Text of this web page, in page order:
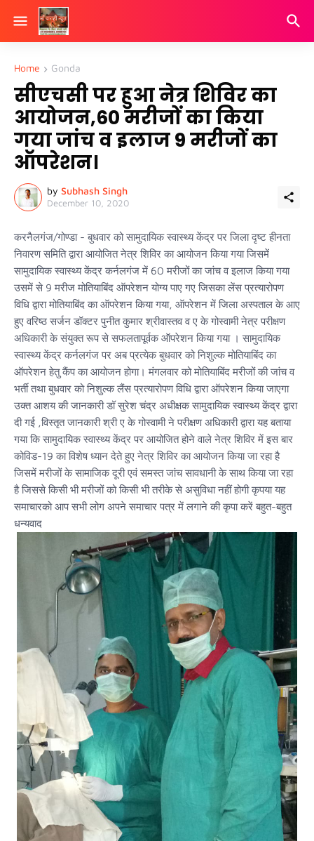
Home Gonda
सीएचसी पर हुआ नेत्र शिविर का
आयोजन,60 मरीजों का किया
गया जांच व इलाज 9 मरीजों का
ऑपरेशन।
by Subhash Singh
December 10, 2020
करनैलगंज/गोण्डा - बुधवार को सामुदायिक स्वास्थ्य केंद्र पर जिला दृष्ट हीनता
निवारण समिति द्वारा आयोजित नेत्र शिविर का आयोजन किया गया जिसमें
सामुदायिक स्वास्थ्य केंद्र कर्नलगंज में 60 मरीजों का जांच व इलाज किया गया
उसमें से 9 मरीज मोतियाबिंद ऑपरेशन योग्य पाए गए जिसका लेंस प्रत्यारोपण
विधि द्वारा मोतियाबिंद का ऑपरेशन किया गया, ऑपरेशन में जिला अस्पताल के आए
हुए वरिष्ठ सर्जन डॉक्टर पुनीत कुमार श्रीवास्तव व ए के गोस्वामी नेत्र परीक्षण
अधिकारी के संयुक्त रूप से सफलतापूर्वक ऑपरेशन किया गया । सामुदायिक
स्वास्थ्य केंद्र कर्नलगंज पर अब प्रत्येक बुधवार को निशुल्क मोतियाबिंद का
ऑपरेशन हेतु कैंप का आयोजन होगा। मंगलवार को मोतियाबिंद मरीजों की जांच व
भर्ती तथा बुधवार को निशुल्क लैंस प्रत्यारोपण विधि द्वारा ऑपरेशन किया जाएगा
उक्त आशय की जानकारी डॉ सुरेश चंद्र अधीक्षक सामुदायिक स्वास्थ्य केंद्र द्वारा
दी गई ,विस्तृत जानकारी श्री ए के गोस्वामी ने परीक्षण अधिकारी द्वारा यह बताया
गया कि सामुदायिक स्वास्थ्य केंद्र पर आयोजित होने वाले नेत्र शिविर में इस बार
कोविड-19 का विशेष ध्यान देते हुए नेत्र शिविर का आयोजन किया जा रहा है
जिसमें मरीजों के सामाजिक दूरी एवं समस्त जांच सावधानी के साथ किया जा रहा
है जिससे किसी भी मरीजों को किसी भी तरीके से असुविधा नहीं होगी कृपया यह
समाचारको आप सभी लोग अपने समाचार पत्र में लगाने की कृपा करें बहुत-बहुत
धन्यवाद